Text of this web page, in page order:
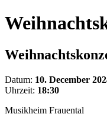
Datum: 10. December
Uhrzeit: 18:30
Musikheim Frauental